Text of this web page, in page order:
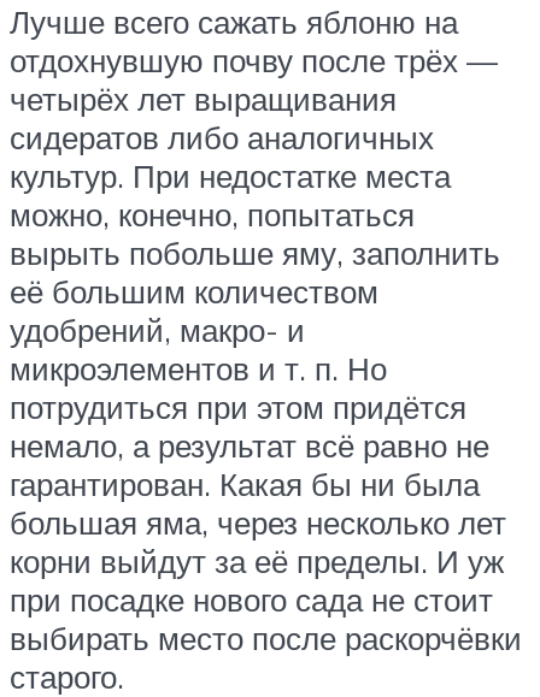
Лучше всего сажать яблоню на
отдохнувшую почву после трёх —
четырёх лет выращивания
сидератов либо аналогичных
культур. При недостатке места
можно, конечно, попытаться
вырыть побольше яму, заполнить
её большим количеством
удобрений, макро- и
микроэлементов и т. п. Но
потрудиться при этом придётся
немало, а результат всё равно не
гарантирован. Какая бы ни была
большая яма, через несколько лет
корни выйдут за её пределы. И уж
при посадке нового сада не стоит
выбирать место после раскорчёвки
старого.